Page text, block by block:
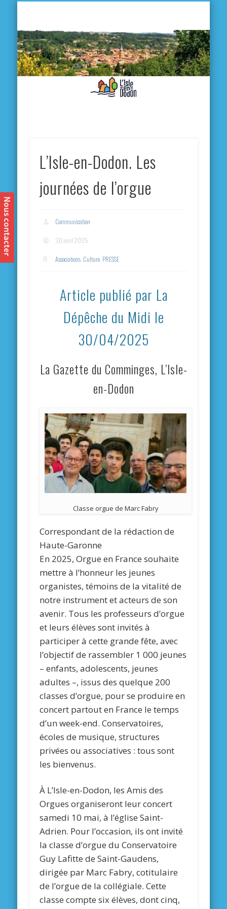
L’Isle-en-Dodon. Les
journées de l’orgue
Communication
30 avril 2025
Associations Culture PRESSE
Article publié par La
Dépêche du Midi le
30/04/2025
La Gazette du Comminges, L’Isle-
en-Dodon
Classe orgue de Marc Fabry
Correspondant de la rédaction de
Haute-Garonne
En 2025, Orgue en France souhaite
mettre à l’honneur les jeunes
organistes, témoins de la vitalité de
notre instrument et acteurs de son
avenir. Tous les professeurs d’orgue
et leurs élèves sont invités à
participer à cette grande fête, avec
l’objectif de rassembler 1 000 jeunes
– enfants, adolescents, jeunes
adultes –, issus des quelque 200
classes d’orgue, pour se produire en
concert partout en France le temps
d’un week-end. Conservatoires,
écoles de musique, structures
privées ou associatives : tous sont
les bienvenus.
À L’Isle-en-Dodon, les Amis des
Orgues organiseront leur concert
samedi 10 mai, à l’église Saint-
Adrien. Pour l’occasion, ils ont invité
la classe d’orgue du Conservatoire
Guy Lafitte de Saint-Gaudens,
dirigée par Marc Fabry, cotitulaire
de l’orgue de la collégiale. Cette
classe compte six élèves, dont cinq,